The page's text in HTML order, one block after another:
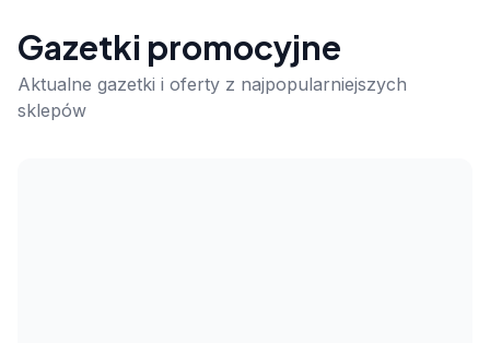
Gazetki promocyjne
Aktualne gazetki i oferty z najpopularniejszych
sklepów